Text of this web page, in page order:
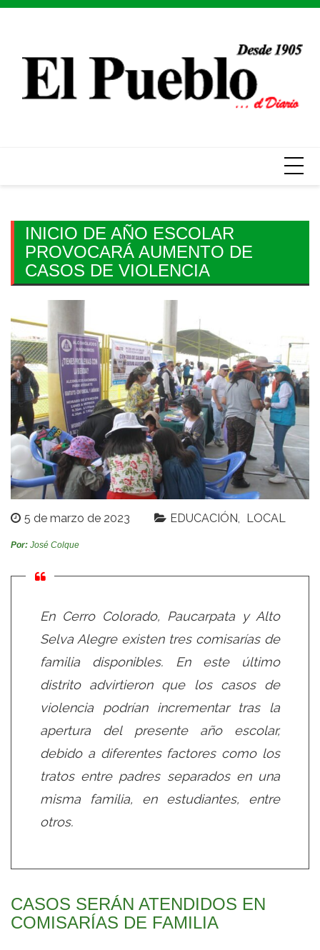
Skip
INICIO DE AÑO ESCOLAR
PROVOCARÁ AUMENTO DE
CASOS DE VIOLENCIA
5 de marzo de 2023 EDUCACIÓN LOCAL
Por: José Colque
En Cerro Colorado, Paucarpata y Alto
Selva Alegre existen tres comisarías de
familia disponibles. En este último
distrito advirtieron que los casos de
violencia podrían incrementar tras la
apertura del presente año escolar,
debido a diferentes factores como los
tratos entre padres separados en una
misma familia, en estudiantes, entre
otros.
CASOS SERÁN ATENDIDOS EN
COMISARÍAS DE FAMILIA